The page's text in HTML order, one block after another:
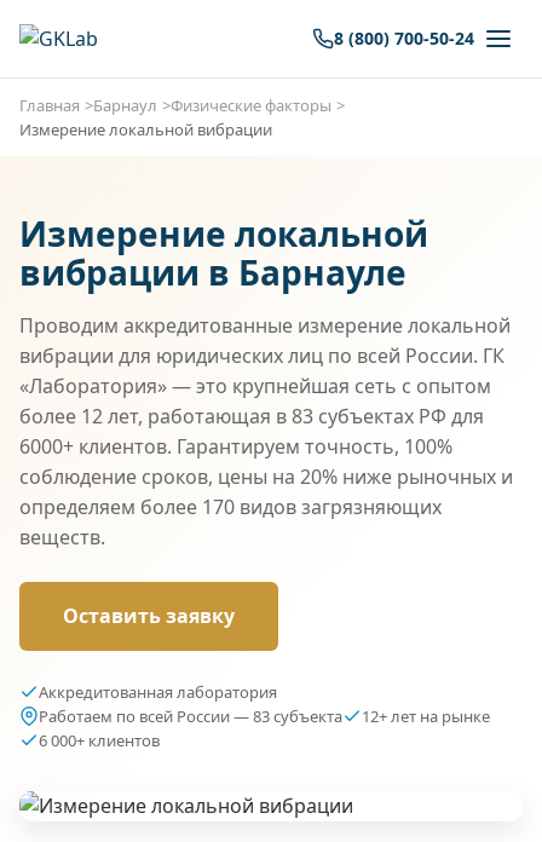
8 (800) 700-50-24
Главная Барнаул
Физические факторы
Измерение локальной вибрации
Измерение локальной
вибрации в Барнауле
Проводим аккредитованные измерение локальной
вибрации для юридических лиц по всей России. ГК
«Лаборатория» — это крупнейшая сеть с опытом
более 12 лет, работающая в 83 субъектах РФ для
6000+ клиентов. Гарантируем точность, 100%
соблюдение сроков, цены на 20% ниже рыночных и
определяем более 170 видов загрязняющих
веществ.
Оставить заявку
Аккредитованная лаборатория
Работаем по всей России — 83 субъекта
12+ лет на рынке
6 000+ клиентов